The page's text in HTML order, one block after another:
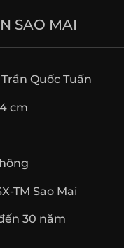
SAO MAI
Quốc Tuấn
cm
TM Sao Mai
30 năm